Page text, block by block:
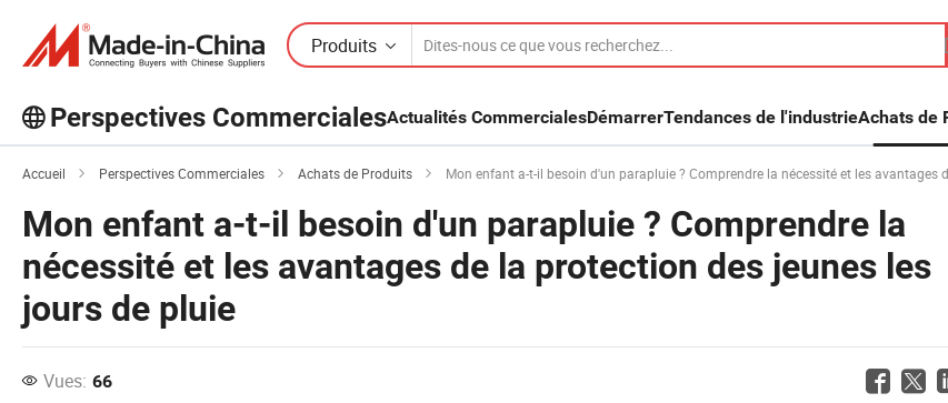
Produits
Perspectives CommercialesActualités CommercialesDémarrerTendances de l'industrieAchats de
sur Perspectives Commerciales !
Accueil Perspectives Commerciales Achats de Produits Mon enfant a-t-il besoin d'un parapluie ? Comprendre la nécessité et les avantages de la protection des jeunes les jours de pluie
Mon enfant a-t-il besoin d'un parapluie ? Comprendre la
nécessité et les avantages de la protection des jeunes les
jours de pluie
Vues: 66